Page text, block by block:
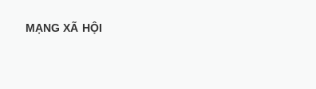
MẠNG XÃ HỘI